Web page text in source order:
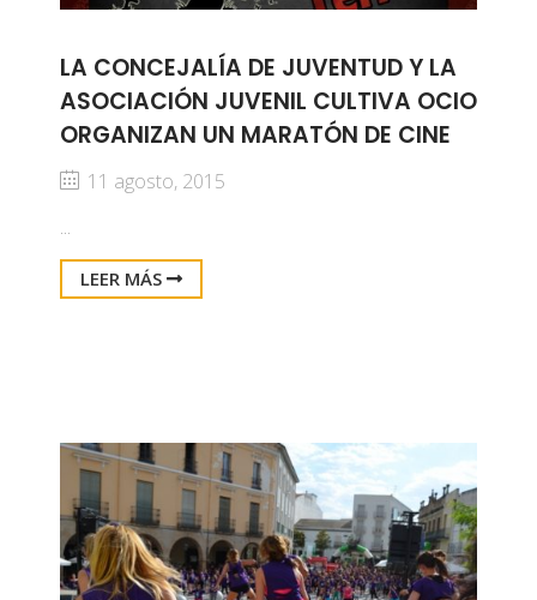
LA CONCEJALÍA DE JUVENTUD Y LA
ASOCIACIÓN JUVENIL CULTIVA OCIO
ORGANIZAN UN MARATÓN DE CINE
11 agosto, 2015
...
LEER MÁS